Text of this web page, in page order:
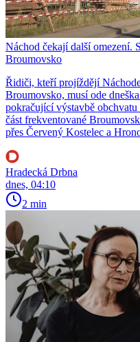
Náchod čekají další omezení.
Broumovsko
Řidiči, kteří projíždějí
Broumovsko, musí ode
pokračující výstavbě
část frekventované
přes Červený Kostelec a
Hradecká Drbna
dnes, 04:10
2 min